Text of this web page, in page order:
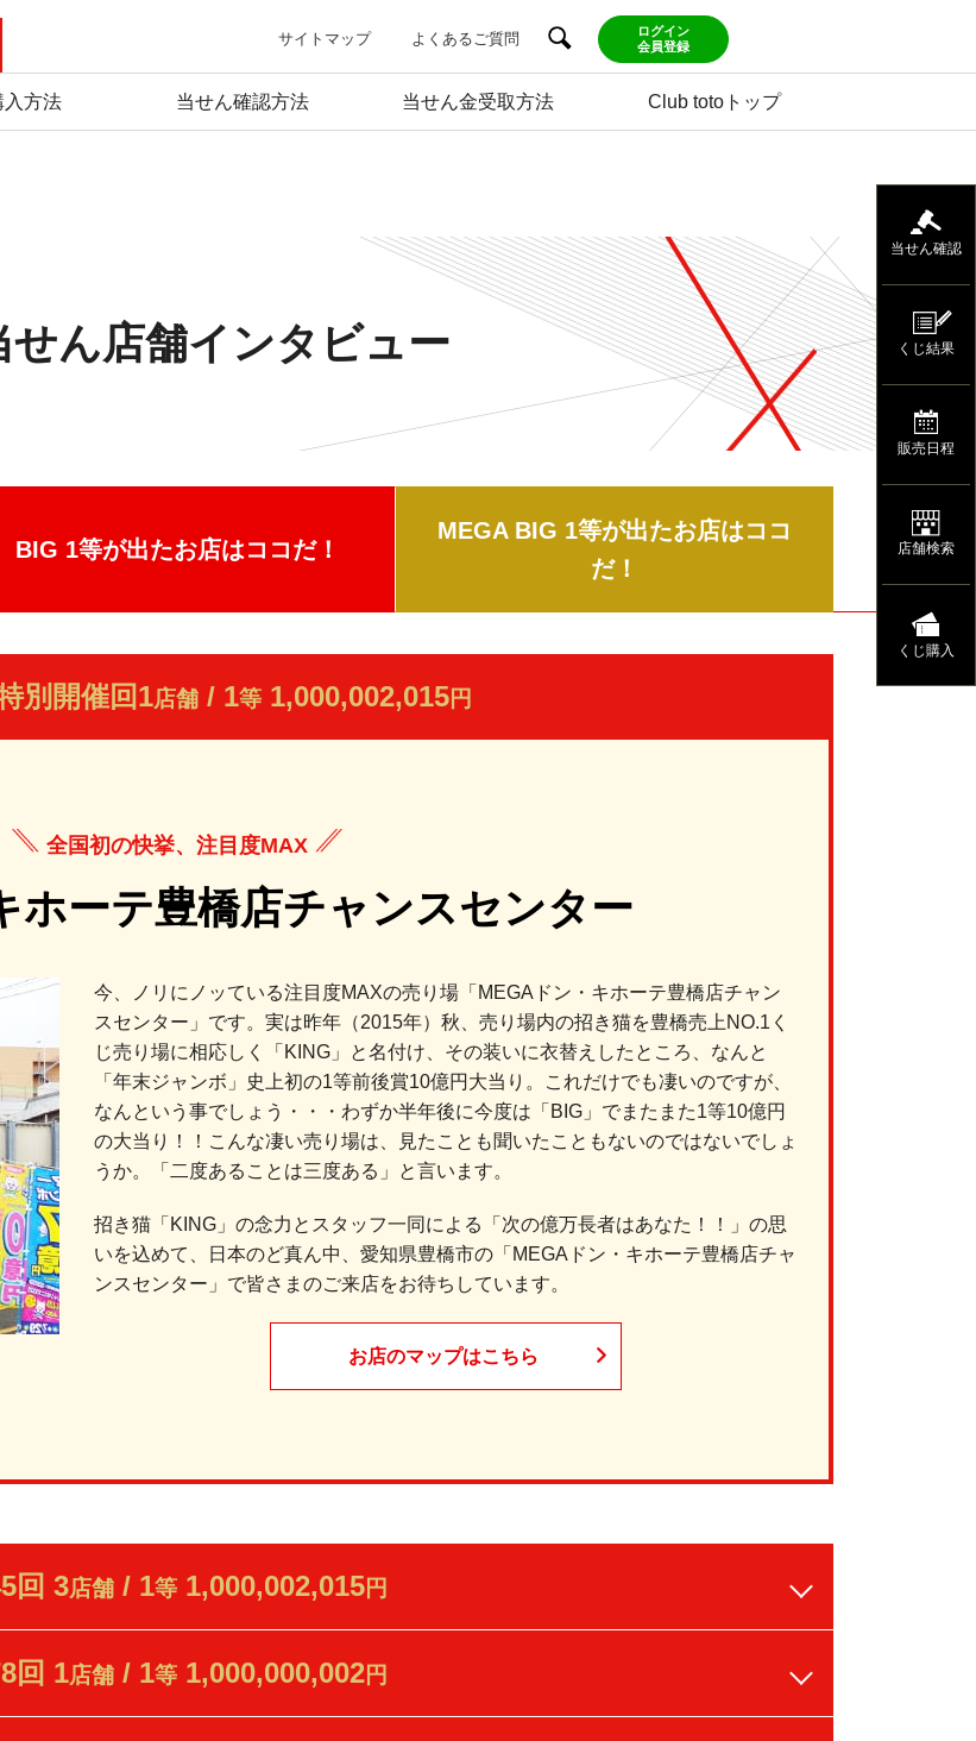
サイトマップ よくあるご質問
ログイン
会員登録
入方法 当せん確認方法 当せん金受取方法 Club totoトップ
せん店舗インタビュー
BIG 1等が出たお店はココだ！
MEGA BIG 1等が出たお店はココ
だ！
別開催回1店舗/ 1等1,000,002,015円
全国初の快挙、注目度MAX
ホーテ豊橋店チャンスセンター
今、ノリにノッている注目度MAXの売り場「MEGAドン・キホーテ豊橋店チャン
スセンター」です。実は昨年（2015年）秋、売り場内の招き猫を豊橋売上NO.1く
じ売り場に相応しく「KING」と名付け、その装いに衣替えしたところ、なんと
「年末ジャンボ」史上初の1等前後賞10億円大当り。これだけでも凄いのですが、
なんという事でしょう・・・わずか半年後に今度は「BIG」でまたまた1等10億円
の大当り！！こんな凄い売り場は、見たことも聞いたこともないのではないでしょ
うか。「二度あることは三度ある」と言います。
招き猫「KING」の念力とスタッフ一同による「次の億万長者はあなた！！」の思
いを込めて、日本のど真ん中、愛知県豊橋市の「MEGAドン・キホーテ豊橋店チャ
ンスセンター」で皆さまのご来店をお待ちしています。
お店のマップはこちら
回 3店舗 / 1等 1,000,002,015円
回 1店舗 / 1等 1,000,000,002円
当せん確認
くじ結果
販売日程
店舗検索
くじ購入